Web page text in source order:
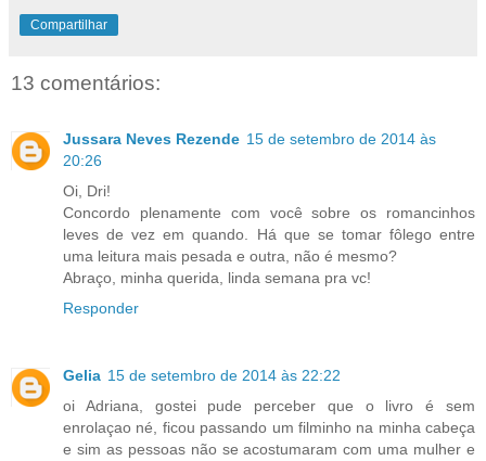
Compartilhar
13 comentários:
Jussara Neves Rezende 15 de setembro de 2014 às
20:26
Oi, Dri!
Concordo plenamente com você sobre os romancinhos
leves de vez em quando. Há que se tomar fôlego entre
uma leitura mais pesada e outra, não é mesmo?
Abraço, minha querida, linda semana pra vc!
Responder
Gelia 15 de setembro de 2014 às 22:22
oi Adriana, gostei pude perceber que o livro é sem
enrolaçao né, ficou passando um filminho na minha cabeça
e sim as pessoas não se acostumaram com uma mulher e